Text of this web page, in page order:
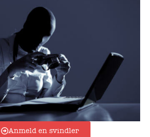
Anmeld en svindler